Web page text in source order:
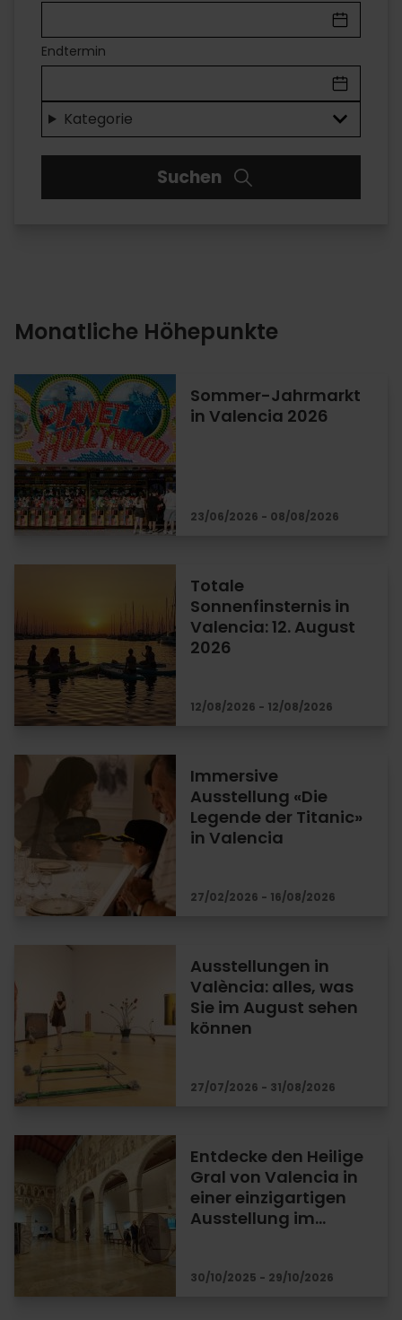
VALÈNCIA
Unterhaltung
für
jeden
Geschmack
Endtermin
Kategorie
Suchen
Monatliche Höhepunkte
Sommer-Jahrmarkt
in Valencia 2026
23/06/2026 - 08/08/2026
Totale
Sonnenfinsternis in
Valencia: 12. August
2026
12/08/2026 - 12/08/2026
Immersive
Ausstellung «Die
Legende der Titanic»
in Valencia
27/02/2026 - 16/08/2026
Ausstellungen in
València: alles, was
Sie im August sehen
können
27/07/2026 - 31/08/2026
Entdecke den Heilige
Gral von Valencia in
einer einzigartigen
Ausstellung im…
30/10/2025 - 29/10/2026